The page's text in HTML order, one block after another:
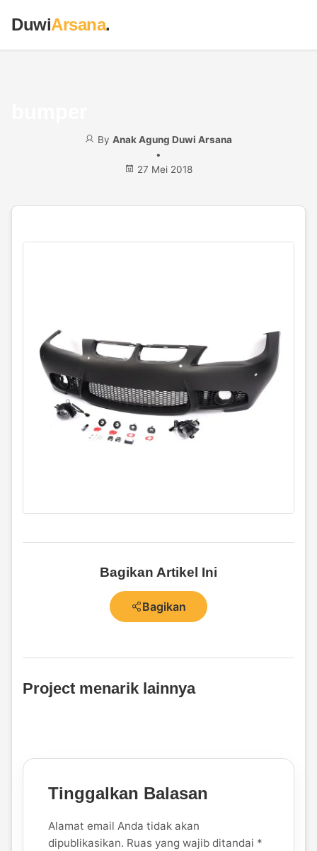
DuwiArsana.
By Anak Agung Duwi Arsana
•
27 Mei 2018
Bagikan Artikel Ini
Bagikan
Project menarik lainnya
Tinggalkan Balasan
Alamat email Anda tidak akan
dipublikasikan. Ruas yang wajib ditandai *